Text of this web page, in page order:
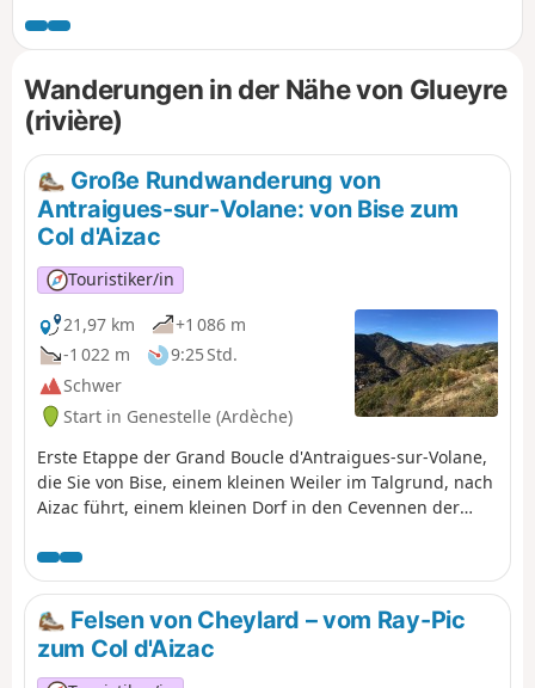
Gipfeln aus haben Sie einen fast 360°-Blick:
auf die Alpen, den Vercors und die Bergkette
des Mézenc.
Wanderungen in der Nähe von Glueyre
(rivière)
Große Rundwanderung von
Antraigues-sur-Volane: von Bise zum
Col d'Aizac
Touristiker/in
21,97 km
+1 086 m
-1 022 m
9:25 Std.
Schwer
Start in Genestelle (Ardèche)
Erste Etappe der Grand Boucle d'Antraigues-sur-Volane,
die Sie von Bise, einem kleinen Weiler im Talgrund, nach
Aizac führt, einem kleinen Dorf in den Cevennen der
Besorgues thront. Flüsse mit kristallklarem Wasser, Pässe
mit atemberaubender Aussicht, zahlreiche durchquerte
Weiler – die Berge sind keineswegs verödet: Leben,
Wasser und Natur sind allgegenwärtig.
Felsen von Cheylard – vom Ray-Pic
zum Col d'Aizac